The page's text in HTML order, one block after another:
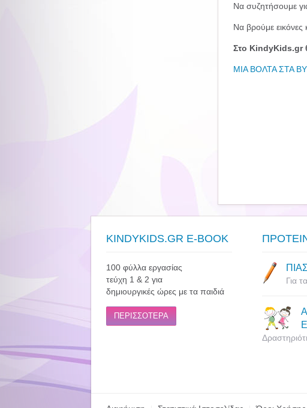
Να συζητήσουμε
Να βρούμε εικόνες
Στο KindyKids.gr
ΜΙΑ ΒΟΛΤΑ ΣΤΑ
KINDYKIDS.GR E-BOOK
100 φύλλα εργασίας
τεύχη 1 & 2 για
δημιουργικές ώρες με τα παιδιά
ΠΕΡΙΣΣΟΤΕΡΑ
Για